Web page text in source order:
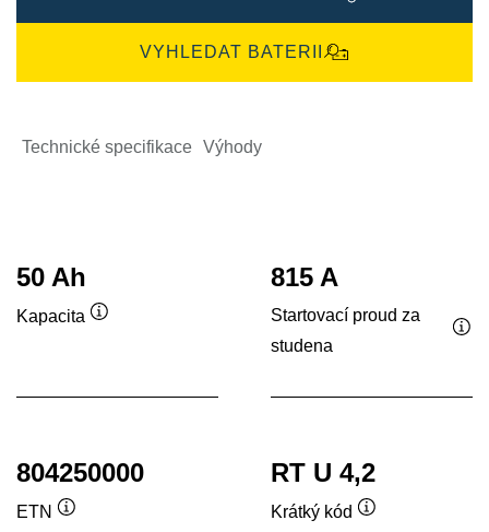
VYHLEDAT BATERII
Technické specifikace Výhody
50 Ah
Kapacita
815 A
Startovací proud za
studena
804250000
ETN
RT U 4,2
Krátký kód